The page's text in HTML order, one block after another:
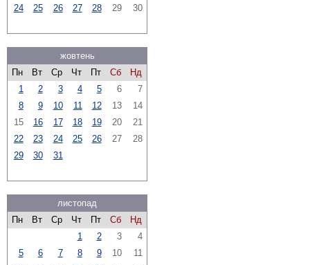
24
25 26 27 28 29 30
жовтень
Пн
Вт Ср Чт Пт Сб
Нд
1
2 3 4 5 6
7
8
9 10 11 12 13
14
15
16 17 18 19 20
21
22
23 24 25 26 27
28
29
30 31
листопад
Пн
Вт Ср Чт Пт Сб
Нд
1
2 3
4
5
6 7 8 9 10
11